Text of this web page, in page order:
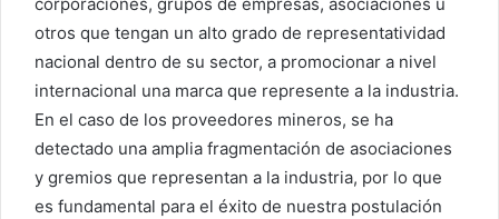
corporaciones, grupos de empresas, asociaciones u
otros que tengan un alto grado de representatividad
nacional dentro de su sector, a promocionar a nivel
internacional una marca que represente a la industria.
En el caso de los proveedores mineros, se ha
detectado una amplia fragmentación de asociaciones
y gremios que representan a la industria, por lo que
es fundamental para el éxito de nuestra postulación